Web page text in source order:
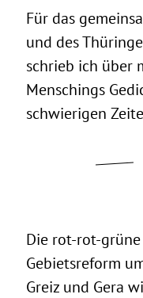
Für das
und des
schrieb ich über
Menschings
schwierigen
Die rot-rot-
Gebietsreform
Greiz und Gera